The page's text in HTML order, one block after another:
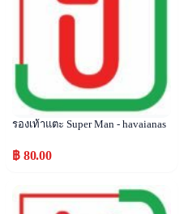
รองเท้าแตะ Super Man - havaianas
฿ 80.00
Popular